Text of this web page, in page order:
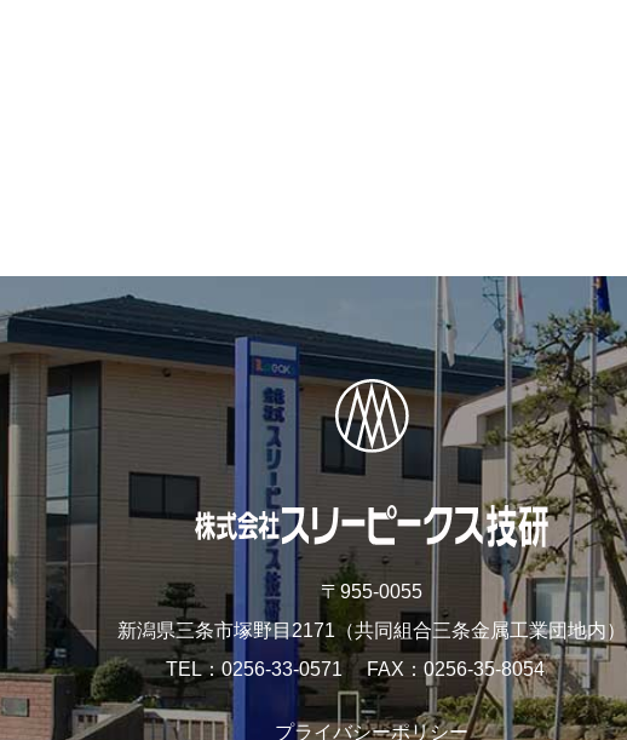
〒955-0055
新潟県三条市塚野目2171（共同組合三条金属工業団地内）
TEL
0256-33-0571 FAX 0256-35-8054
プライバシーポリシー